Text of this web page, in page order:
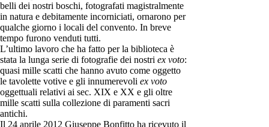
belli dei nostri boschi, fotografati magistralmente
in natura e debitamente incorniciati, ornarono per
qualche giorno i locali del convento. In breve
tempo furono venduti tutti.
L’ultimo lavoro che ha fatto per la biblioteca è
stata la lunga serie di fotografie dei nostri ex voto:
quasi mille scatti che hanno avuto come oggetto
le tavolette votive e gli innumerevoli ex voto
oggettuali relativi ai sec. XIX e XX e gli oltre
mille scatti sulla collezione di paramenti sacri
antichi.
Il 24 aprile 2012 Giuseppe Bonfitto ha ricevuto il